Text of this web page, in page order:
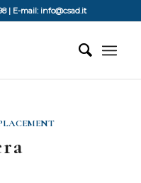
| E-mail: info@csad.it